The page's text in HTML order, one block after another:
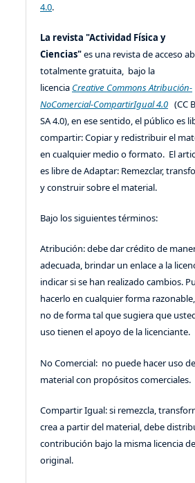
4.0.
La revista "Actividad Física y
Ciencias"es una revista de acceso
totalmente gratuita, bajo la
licencia Creative Commons Atribución-
NoComercial-CompartirIgual 4.0 (CC
SA 4.0), en ese sentido, el público es
compartir: Copiar y redistribuir el
en cualquier medio o formato. El
es libre de Adaptar: Remezclar,
y construir sobre el material.
Bajo los siguientes términos:
Atribución: debe dar crédito de
adecuada, brindar un enlace a la
indicar si se han realizado cambios.
hacerlo en cualquier forma
no de forma tal que sugiera que
uso tienen el apoyo de la licenciante.
No Comercial: no puede hacer uso
material con propósitos comerciales.
Compartir Igual: si remezcla,
crea a partir del material, debe
contribución bajo la misma licencia
original.